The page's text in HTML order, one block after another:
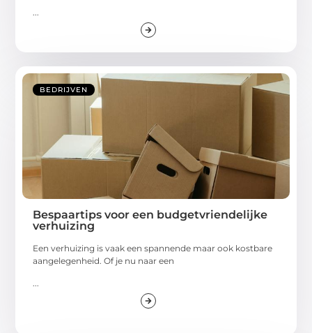
BEDRIJVEN
Bespaartips voor een budgetvriendelijke
verhuizing
Een verhuizing is vaak een spannende maar ook kostbare
aangelegenheid. Of je nu naar een
...